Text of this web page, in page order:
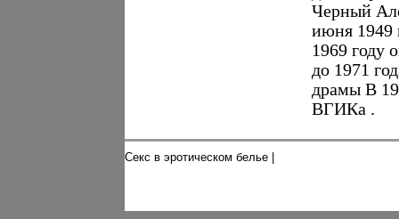
Черный
июня 1949
1969 году
до 1971
драмы В
ВГИКа .
Секс в эротическом белье